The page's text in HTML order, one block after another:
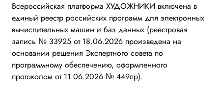
Всероссийская платформа ХУДОЖНИКИ включена в
единый реестр российских программ для электронных
вычислительных машин и баз данных (реестровая
запись № 33925 от 18.06.2026 произведена на
основании решения Экспертного совета по
программному обеспечению, оформленного
протоколом от 11.06.2026 № 449пр).